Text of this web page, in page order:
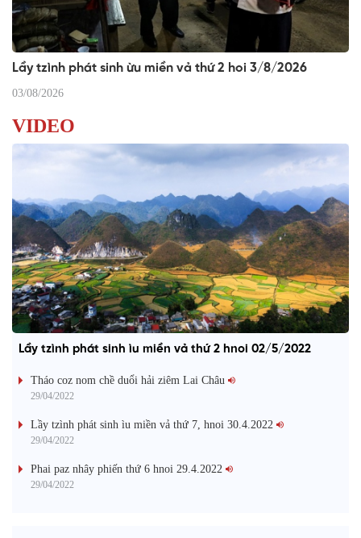
Lầy tzình phát sinh ừu miền vả thứ 2 hoi 3/8/2026
03/08/2026
VIDEO
Lầy tzình phát sinh ìu miền vả thứ 2 hnoi 02/5/2022
Tháo coz nom chề duổi hải ziêm Lai Châu
29/04/2022
Lầy tzình phát sinh ìu miền vả thứ 7, hnoi 30.4.2022
29/04/2022
Phai paz nhây phiến thứ 6 hnoi 29.4.2022
29/04/2022